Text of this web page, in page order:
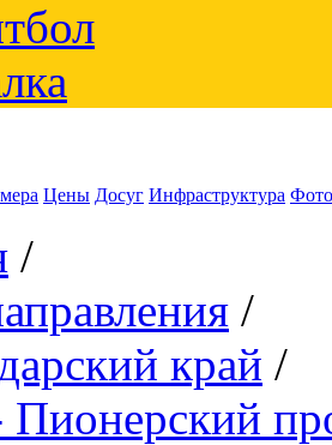
Цены Досуг Инфраструктура Фото
/
/
край /